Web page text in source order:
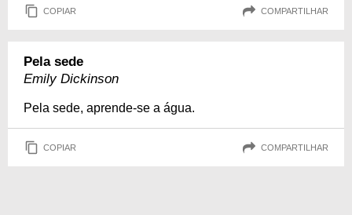
COPIAR COMPARTILHAR
Pela sede
Emily Dickinson
Pela sede, aprende-se a água.
COPIAR COMPARTILHAR